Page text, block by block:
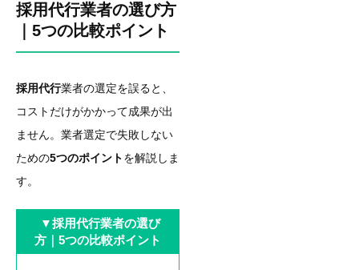
採用代行業者の選び方
｜5つの比較ポイント
採用代行業者の選定を誤ると、
コストだけがかかって成果が出
ません。業者選定で失敗しない
ための5つのポイントを解説しま
す。
▼採用代行業者の選び
方｜5つの比較ポイント